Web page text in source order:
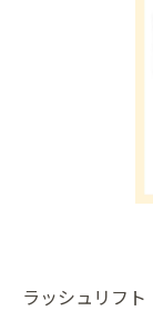
ラッシュリフト